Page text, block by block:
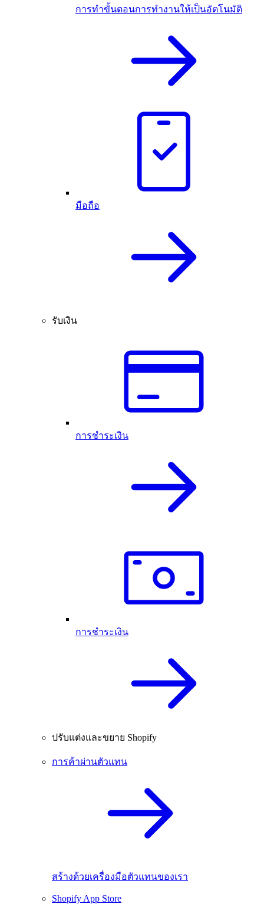
การทำขั้นตอนการทำงานให้เป็นอัตโนมัติ
มือถือ
รับเงิน
การชำระเงิน
การชำระเงิน
ปรับแต่งและขยาย Shopify
การค้าผ่านตัวแทน
สร้างด้วยเครื่องมือตัวแทนของเรา
Shopify App Store